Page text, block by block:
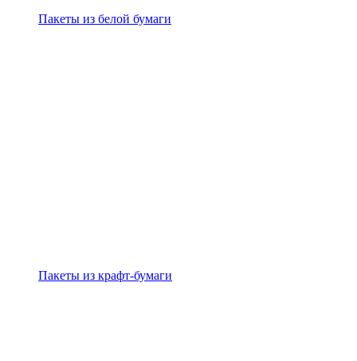
Пакеты из белой бумаги
Пакеты из крафт-бумаги